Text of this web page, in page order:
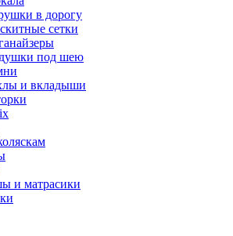
в дорогу
сетки
под шею
и вкладыши
и матрасики